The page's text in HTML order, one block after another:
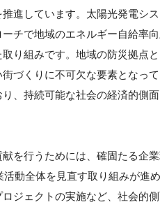
進しています。太陽光発電シ
チで地域のエネルギー自給率向
り組みです。地域の防災拠点
づくりに不可欠な要素となっ
、持続可能な社会の経済的側面
を行うためには、確固たる企
動全体を見直す取り組みが進
ジェクトの実施など、社会的